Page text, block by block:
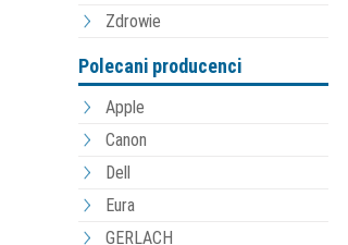
Zdrowie
Polecani producenci
Apple
Canon
Dell
Eura
GERLACH